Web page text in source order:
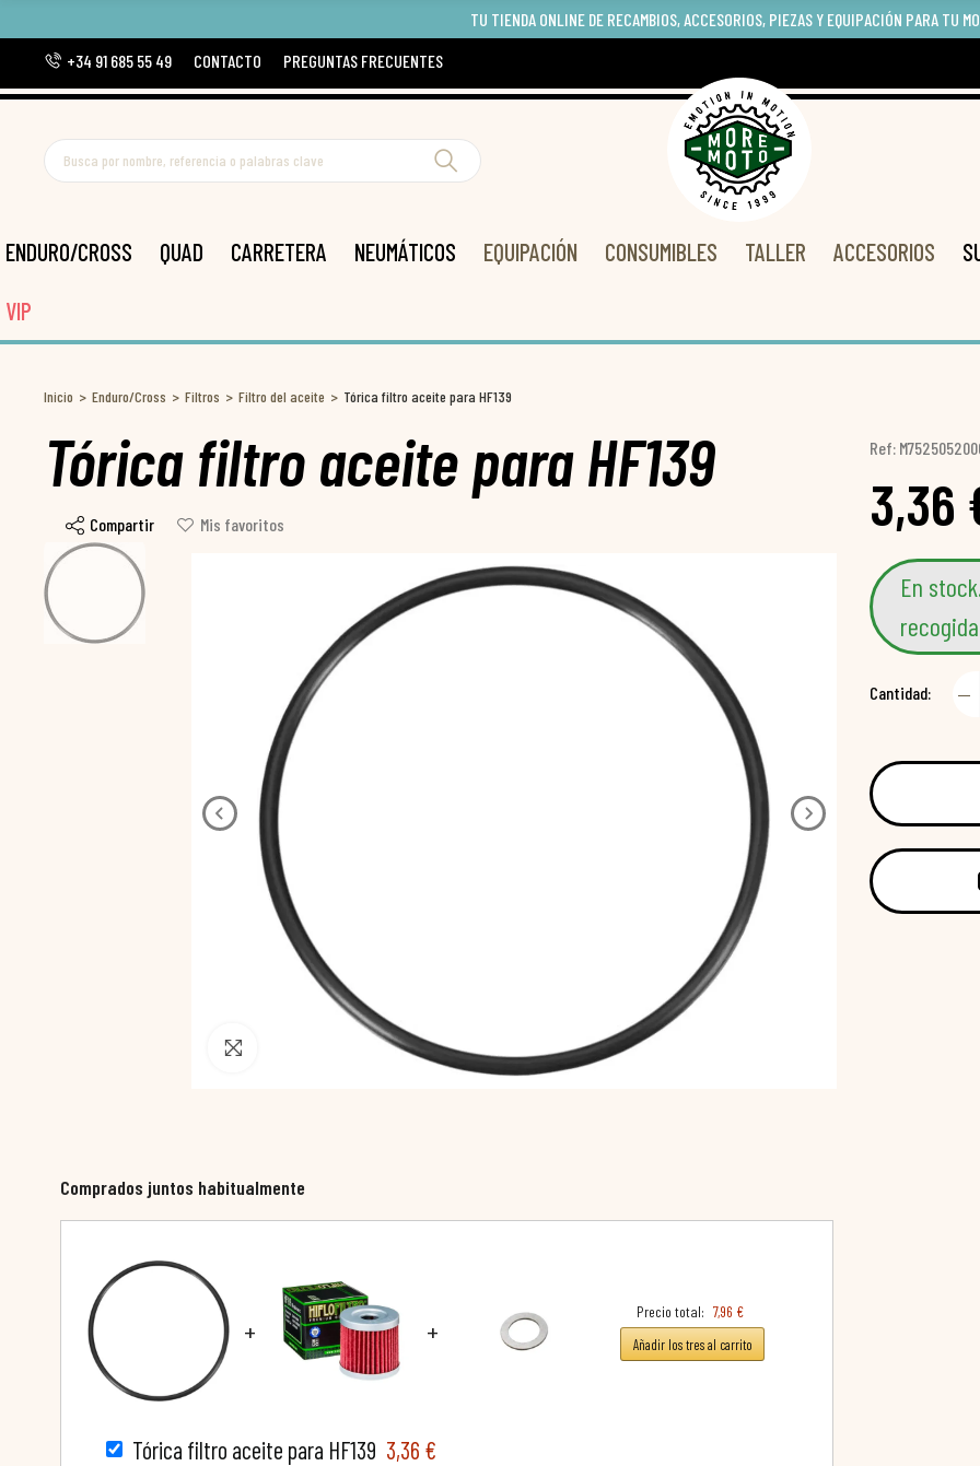
TU TIENDA ONLINE DE RECAMBIOS, ACCESORIOS, PIEZAS Y EQUIPACIÓN PARA TU
+34 91 685 55 49
CONTACTO PREGUNTAS FRECUENTES
ENDURO/CROSS QUAD CARRETERA NEUMÁTICOS EQUIPACIÓN CONSUMIBLES TALLER ACCESORIOS
VIP
Inicio Enduro/Cross Filtros Filtro del aceite Tórica filtro aceite para HF139
Tórica filtro aceite para HF139
Compartir Mis favoritos
Ref:
3,36
Pincha para agrandar
En
Cantidad:
Comprados juntos habitualmente
+ +
Precio total: 7,96 €
Añadir los tres al carrito
Tórica filtro aceite para HF139 3,36 €